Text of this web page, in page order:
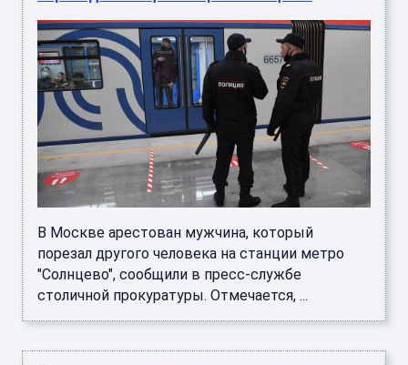
В Москве арестован мужчина, который
порезал другого человека на станции метро
"Солнцево", сообщили в пресс-службе
столичной прокуратуры. Отмечается, ...